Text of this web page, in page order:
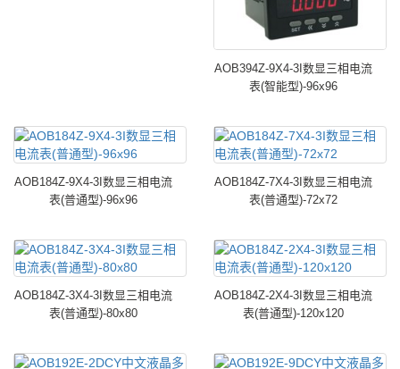
AOB394Z-9X4-3I数显三相电流
表(智能型)-96x96
AOB184Z-9X4-3I数显三相电流
表(普通型)-96x96
AOB184Z-7X4-3I数显三相电流
表(普通型)-72x72
AOB184Z-3X4-3I数显三相电流
表(普通型)-80x80
AOB184Z-2X4-3I数显三相电流
表(普通型)-120x120